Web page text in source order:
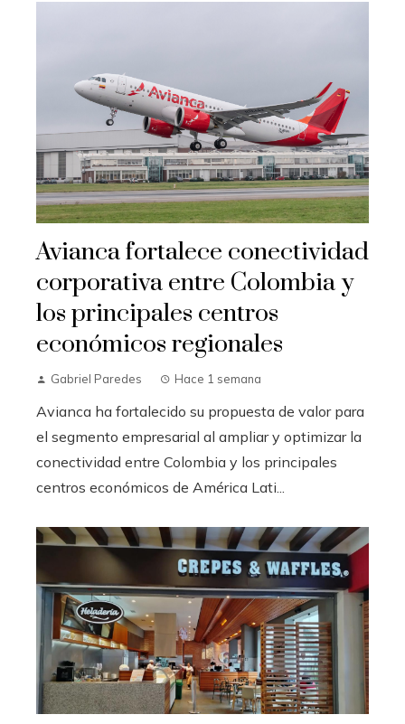
Avianca fortalece conectividad
corporativa entre Colombia y
los principales centros
económicos regionales
Gabriel Paredes Hace 1 semana
Avianca ha fortalecido su propuesta de valor para
el segmento empresarial al ampliar y optimizar la
conectividad entre Colombia y los principales
centros económicos de América Lati...